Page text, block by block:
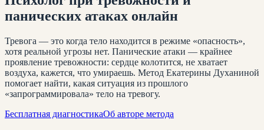
панических атаках онлайн
Тревога — это когда тело находится в режиме «опасность»,
хотя реальной угрозы нет. Панические атаки — крайнее
проявление тревожности: сердце колотится, не хватает
воздуха, кажется, что умираешь. Метод Екатерины Духаниной
помогает найти, какая ситуация из прошлого
«запрограммировала» тело на тревогу.
Бесплатная диагностикаОб авторе метода